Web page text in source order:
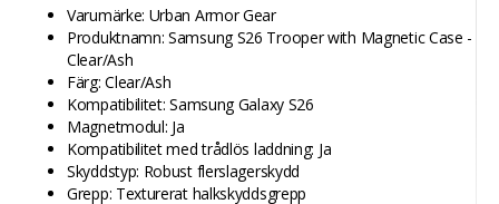
Varumärke: Urban Armor Gear
Produktnamn: Samsung S26 Trooper with Magnetic Case -
Clear/Ash
Färg: Clear/Ash
Kompatibilitet: Samsung Galaxy S26
Magnetmodul: Ja
Kompatibilitet med trådlös laddning: Ja
Skyddstyp: Robust flerslagerskydd
Grepp: Texturerat halkskyddsgrepp